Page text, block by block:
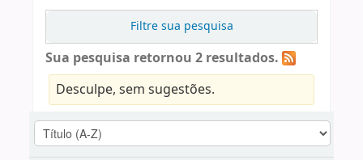
Filtre sua pesquisa
Sua pesquisa retornou 2 resultados.
Desculpe, sem sugestões.